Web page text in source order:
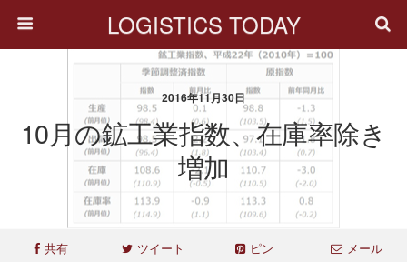
LOGISTICS TODAY
2016年11月30日
10月の鉱工業指数、在庫率除き
増加
共有 ツイート ピン メール